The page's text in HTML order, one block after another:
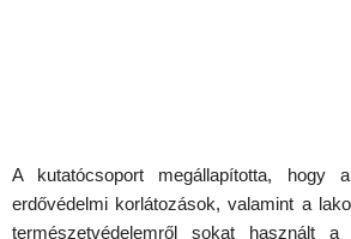
A kutatócsoport megállapította, hogy
erdővédelmi korlátozások, valamint a
természetvédelemről sokat használt